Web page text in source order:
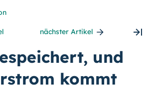
nächster Artikel
und
kommt